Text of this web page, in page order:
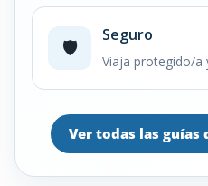
🛡️
Seguro
Viaja protegido/a
Ver todas las guías